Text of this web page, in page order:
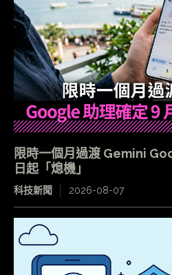
限時一個月過渡 Gemini
日起「熄機」
科技新聞 2026-08-07